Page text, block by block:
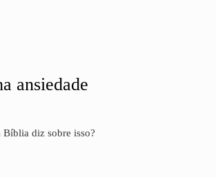
ansiedade
Bíblia diz sobre isso?